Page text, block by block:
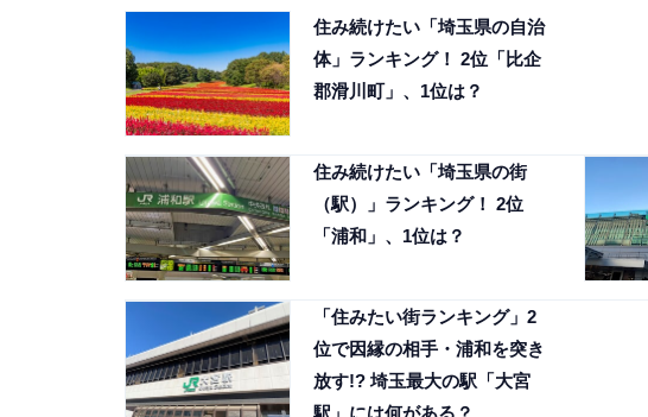
住み続けたい「埼玉県の自治
体」ランキング！ 2位「比企
郡滑川町」、1位は？
住み続けたい「埼玉県の街
（駅）」ランキング！ 2位
「浦和」、1位は？
「住みたい街ランキング」2
位で因縁の相手・浦和を突き
放す!? 埼玉最大の駅「大宮
駅」には何がある？